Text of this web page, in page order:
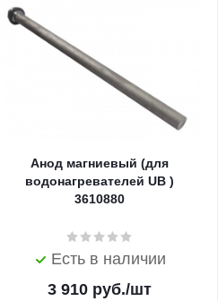
Анод магниевый (для
водонагревателей UB )
3610880
Есть в наличии
3 910 руб./шт